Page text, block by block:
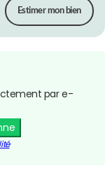
Estimer mon bien
par e-